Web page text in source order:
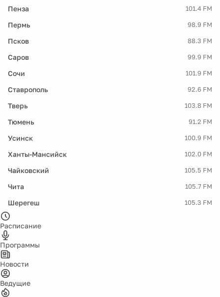
Пенза 101.4 FM
Пермь 98.9 FM
Псков 88.3 FM
Саров 99.9 FM
Сочи 101.9 FM
Ставрополь 92.6 FM
Тверь 103.8 FM
Тюмень 91.2 FM
Усинск 100.9 FM
Ханты-Мансийск 102.0 FM
Чайковский 105.5 FM
Чита 105.7 FM
Шерегеш 105.3 FM
Расписание
Программы
Новости
Ведущие